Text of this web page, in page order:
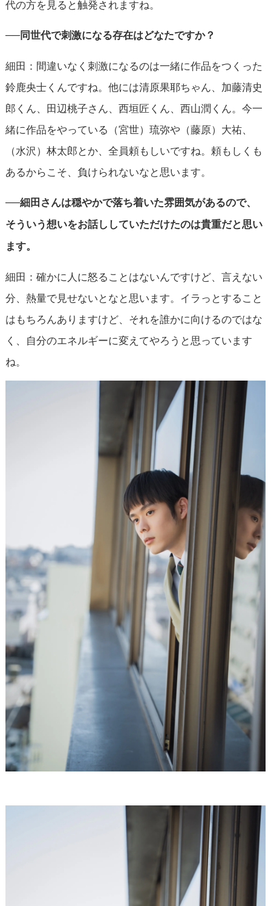
代の方を見ると触発されますね。
──同世代で刺激になる存在はどなたですか？
細田：間違いなく刺激になるのは一緒に作品をつくった
鈴鹿央士くんですね。他には清原果耶ちゃん、加藤清史
郎くん、田辺桃子さん、西垣匠くん、西山潤くん。今一
緒に作品をやっている（宮世）琉弥や（藤原）大祐、
（水沢）林太郎とか、全員頼もしいですね。頼もしくも
あるからこそ、負けられないなと思います。
──細田さんは穏やかで落ち着いた雰囲気があるので、
そういう想いをお話ししていただけたのは貴重だと思い
ます。
細田：確かに人に怒ることはないんですけど、言えない
分、熱量で見せないとなと思います。イラっとすること
はもちろんありますけど、それを誰かに向けるのではな
く、自分のエネルギーに変えてやろうと思っています
ね。